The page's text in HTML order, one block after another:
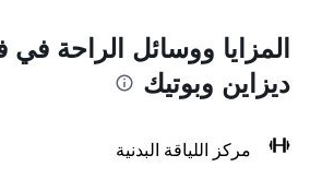
المزايا ووسائل الراحة في
ديزاين وبوتيك
مركز اللياقة البدنية